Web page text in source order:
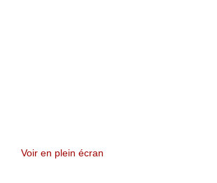
Voir en plein écran